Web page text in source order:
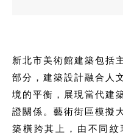
新北市美術館建築包括
部分，建築設計融合人
境的平衡，展現當代建
證關係。藝術街區模擬
築橫跨其上，由不同